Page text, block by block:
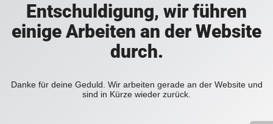
Entschuldigung, wir führen
einige Arbeiten an der Website
durch.
Danke für deine Geduld. Wir arbeiten gerade an der Website und
sind in Kürze wieder zurück.